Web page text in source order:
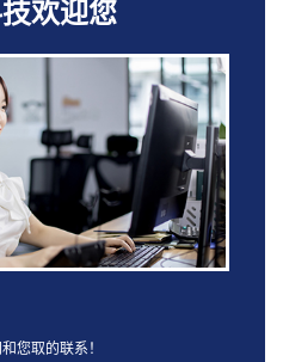
欢迎您
您取的联系！